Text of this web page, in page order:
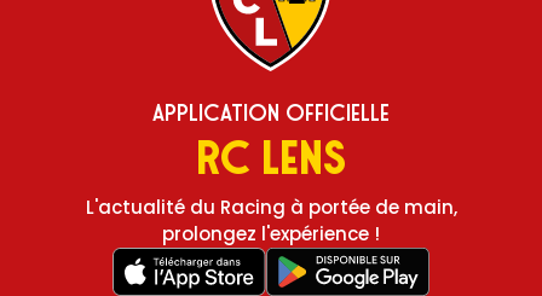
Application Officielle
RC Lens
L'actualité du Racing à portée de main,
prolongez l'expérience !